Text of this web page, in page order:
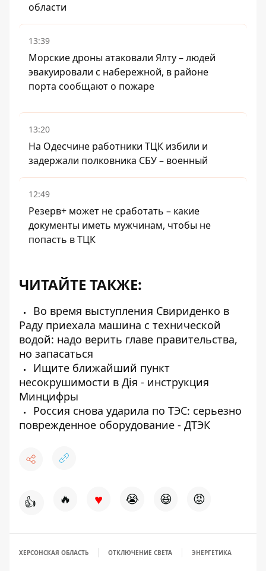
области
13:39
Морские дроны атаковали Ялту – людей
эвакуировали с набережной, в районе
порта сообщают о пожаре
13:20
На Одесчине работники ТЦК избили и
задержали полковника СБУ – военный
12:49
Резерв+ может не сработать – какие
документы иметь мужчинам, чтобы не
попасть в ТЦК
ЧИТАЙТЕ ТАКЖЕ:
Во время выступления Свириденко в
Раду приехала машина с технической
водой: надо верить главе правительства,
но запасаться
Ищите ближайший пункт
несокрушимости в Дія - инструкция
Минцифры
Россия снова ударила по ТЭС: серьезно
поврежденное оборудование - ДТЭК
👍 🔥 ♥ 😭 😆 😡
ХЕРСОНСКАЯ ОБЛАСТЬ ОТКЛЮЧЕНИЕ СВЕТА ЭНЕРГЕТИКА